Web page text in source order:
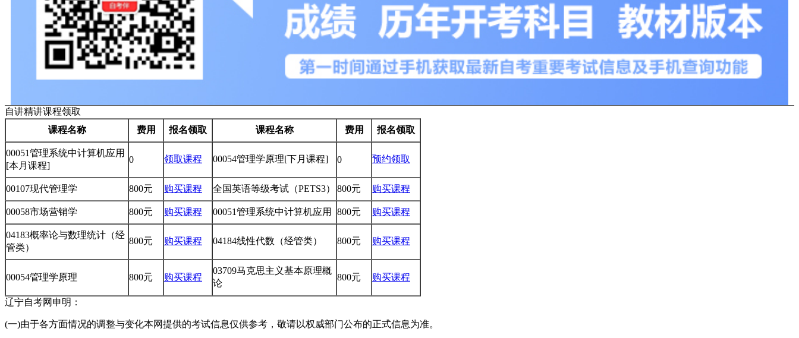
自讲精讲课程领取
课程名称
费用 报名领取 课程名称 费用 报名领取
00051管理系统中计算机应用
[本月课程]
0 领取课程 00054管理学原理[下月课程] 0 预约领取
00107现代管理学 800元 购买课程 全国英语等级考试（PETS3） 800元 购买课程
00058市场营销学 800元 购买课程 00051管理系统中计算机应用 800元 购买课程
04183概率论与数理统计（经
管类）
800元 购买课程 04184线性代数（经管类） 800元 购买课程
00054管理学原理 800元 购买课程
03709马克思主义基本原理概
论
800元 购买课程
辽宁自考网申明：
(一)由于各方面情况的调整与变化本网提供的考试信息仅供参考，敬请以权威部门公布的正式信息为准。